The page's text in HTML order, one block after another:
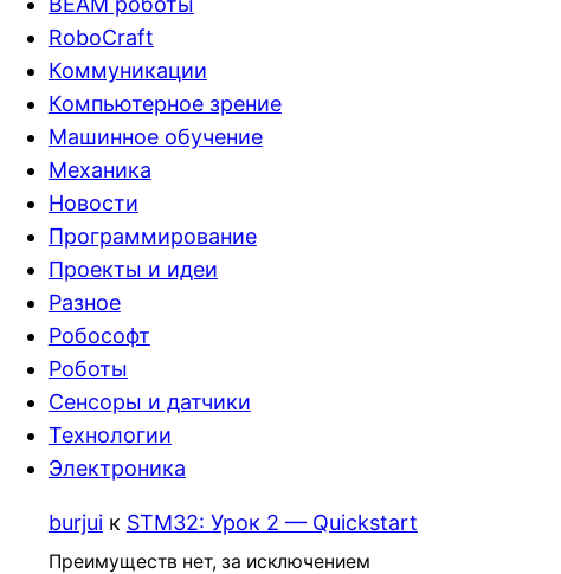
RoboCraft
Коммуникации
Компьютерное зрение
Машинное обучение
Механика
Новости
Программирование
Проекты и идеи
Разное
Робософт
Роботы
Сенсоры и датчики
Технологии
Электроника
burjuiк STM32: Урок 2 — Quickstart
Преимуществ нет, за исключением